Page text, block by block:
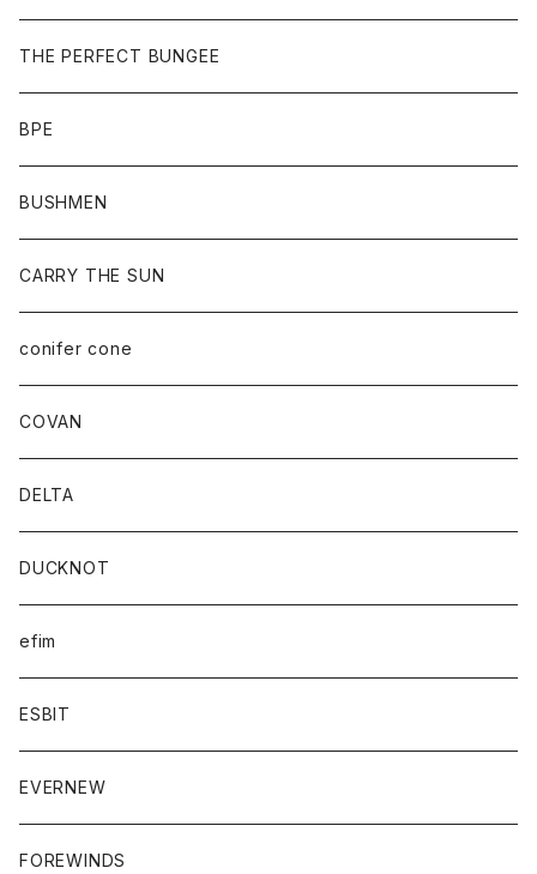
THE PERFECT BUNGEE
BPE
BUSHMEN
CARRY THE SUN
conifer cone
COVAN
DELTA
DUCKNOT
efim
ESBIT
EVERNEW
FOREWINDS